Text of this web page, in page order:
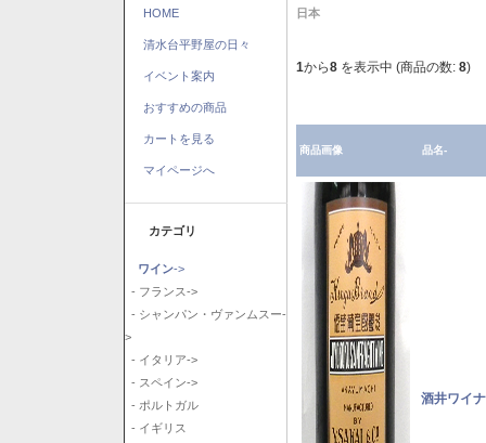
HOME
清水台平野屋の日々
イベント案内
おすすめの商品
カートを見る
マイページへ
カテゴリ
ワイン->
- フランス->
- シャンパン・ヴァンムスー-
>
- イタリア->
- スペイン->
- ポルトガル
- イギリス
日本
1から8 を表示中 (商品の数: 8)
商品画像 品名-
酒井ワイ